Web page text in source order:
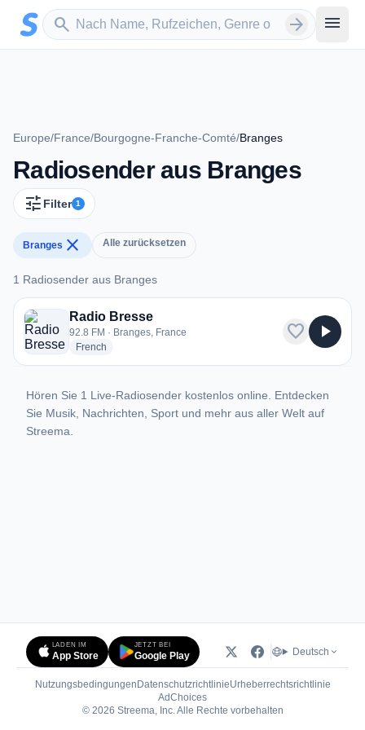
Zum Hauptinhalt springen
search
Sender suchen arrow_forward menu
Europe/France/Bourgogne-Franche-Comté/Branges
Radiosender aus Branges
tune Filter 1
Branges close Alle zurücksetzen
1 Radiosender aus Branges
1 Radiosender aus Branges
Radio Bresse
92.8 FM · Branges, France
French
favorite play_arrow
Hören Sie 1 Live-Radiosender kostenlos online. Entdecken
Sie Musik, Nachrichten, Sport und mehr aus aller Welt auf
Streema.
LADEN IM
App Store
JETZT BEI
Google Play Deutsch
Nutzungsbedingungen DatenschutzrichtlinieUrheberrechtsrichtlinie
AdChoices(öffnet in neuem Tab)
© 2026 Streema, Inc. Alle Rechte vorbehalten